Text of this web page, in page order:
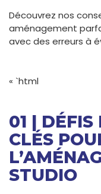
Découvrez nos
aménagement
avec des erreurs à
« `html
01 | DÉFIS
CLÉS
STUDIO